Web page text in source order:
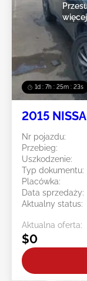
1d : 7h : 25m : 20s
2015
Nr pojazdu:
Przebieg:
Uszkodzenie:
Typ dokumentu:
Placówka:
Data sprzedaży:
Aktualny status:
Aktualna oferta:
$0